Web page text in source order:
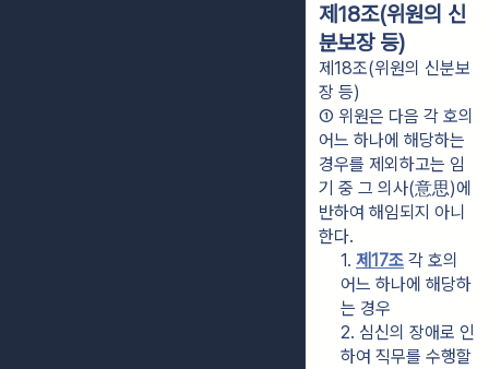
제18조(위원의 신
분보장 등)
제18조(위원의 신분보
장 등)
① 위원은 다음 각 호의
어느 하나에 해당하는
경우를 제외하고는 임
기 중 그 의사(意思)에
반하여 해임되지 아니
한다.
1. 제17조 각 호의
어느 하나에 해당하
는 경우
2. 심신의 장애로 인
하여 직무를 수행할